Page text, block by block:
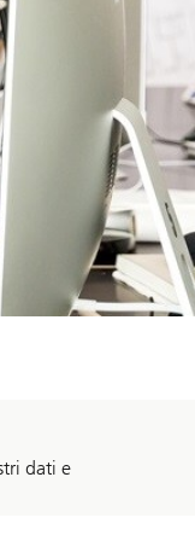
dati e